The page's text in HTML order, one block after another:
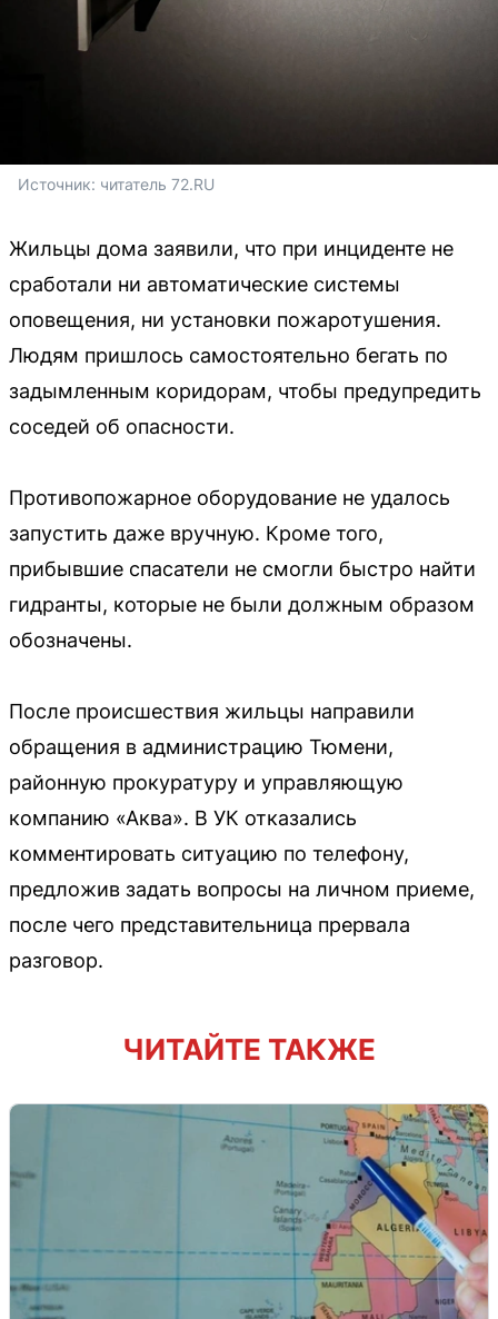
Источник: читатель 72.RU
Жильцы дома заявили, что при инциденте не
сработали ни автоматические системы
оповещения, ни установки пожаротушения.
Людям пришлось самостоятельно бегать по
задымленным коридорам, чтобы предупредить
соседей об опасности.
Противопожарное оборудование не удалось
запустить даже вручную. Кроме того,
прибывшие спасатели не смогли быстро найти
гидранты, которые не были должным образом
обозначены.
После происшествия жильцы направили
обращения в администрацию Тюмени,
районную прокуратуру и управляющую
компанию «Аква». В УК отказались
комментировать ситуацию по телефону,
предложив задать вопросы на личном приеме,
после чего представительница прервала
разговор.
ЧИТАЙТЕ ТАКЖЕ